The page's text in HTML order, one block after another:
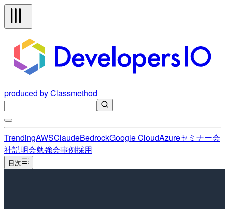
produced by Classmethod
TrendingAWSClaudeBedrockGoogle CloudAzureセミナー会
社説明会勉強会事例採用
目次